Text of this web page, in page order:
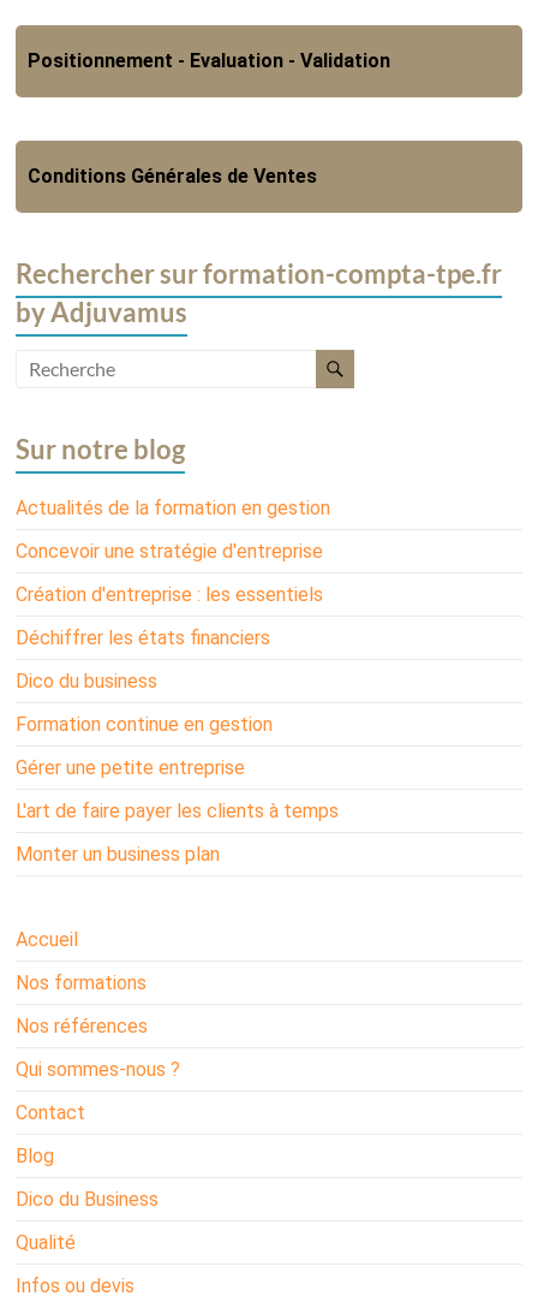
Positionnement - Evaluation - Validation
Conditions Générales de Ventes
Rechercher sur formation-compta-tpe.fr
by Adjuvamus
Sur notre blog
Actualités de la formation en gestion
Concevoir une stratégie d'entreprise
Création d'entreprise : les essentiels
Déchiffrer les états financiers
Dico du business
Formation continue en gestion
Gérer une petite entreprise
L'art de faire payer les clients à temps
Monter un business plan
Accueil
Nos formations
Nos références
Qui sommes-nous ?
Contact
Blog
Dico du Business
Qualité
Infos ou devis